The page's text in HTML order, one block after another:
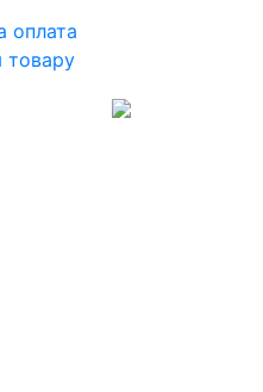
оплата
товару